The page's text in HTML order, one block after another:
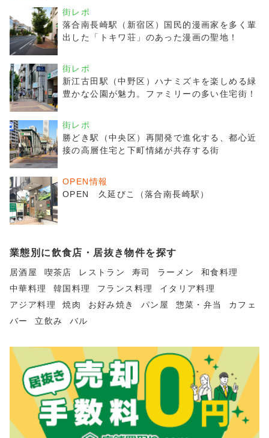
街レポ
落合南長崎駅（新宿区）国民的漫画家を多く輩
出した「トキワ荘」のあった漫画の聖地！
街レポ
新江古田駅（中野区）ハナミズキを楽しめる緑
豊かな公園が魅力。ファミリーの多い住宅街！
街レポ
勝どき駅（中央区）再開発で進化する、都心近
接の高層住宅と下町情緒が共存する街
OPEN情報
OPEN 久延びこ（落合南長崎駅）
業態別に飲食店・居抜き物件を探す
居酒屋 喫茶店 レストラン 寿司 ラーメン
和食料理
中華料理
韓国料理 フランス料理
イタリア料理
アジア料理
焼肉 お好み焼き パン屋 惣菜・弁当
カフェ
バー
立飲み バル